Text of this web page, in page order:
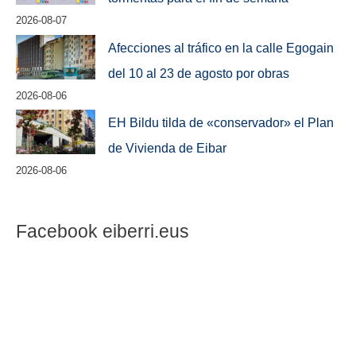
2026-08-07
Afecciones al tráfico en la calle Egogain
del 10 al 23 de agosto por obras
2026-08-06
EH Bildu tilda de «conservador» el Plan
de Vivienda de Eibar
2026-08-06
Facebook eiberri.eus